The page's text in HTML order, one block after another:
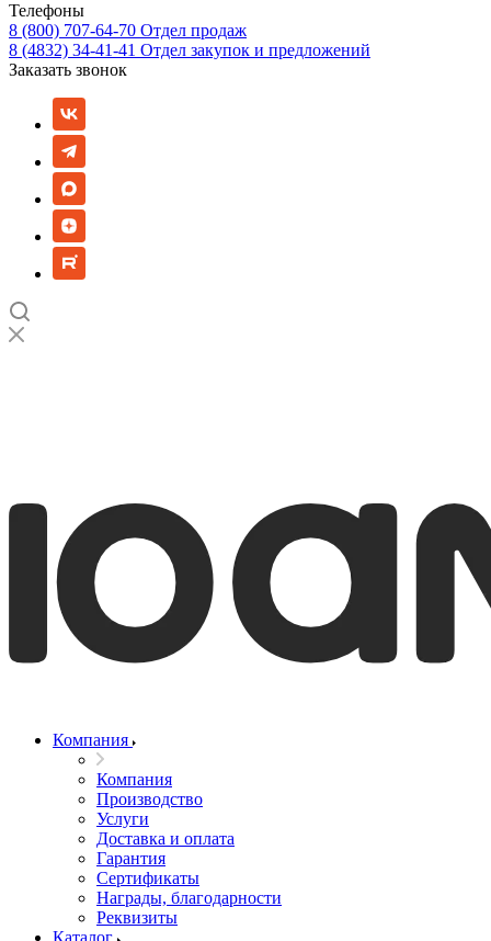
Телефоны
8 (800) 707-64-70 Отдел продаж
8 (4832) 34-41-41 Отдел закупок и предложений
Заказать звонок
Компания
Компания
Производство
Услуги
Доставка и оплата
Гарантия
Сертификаты
Награды, благодарности
Реквизиты
Каталог